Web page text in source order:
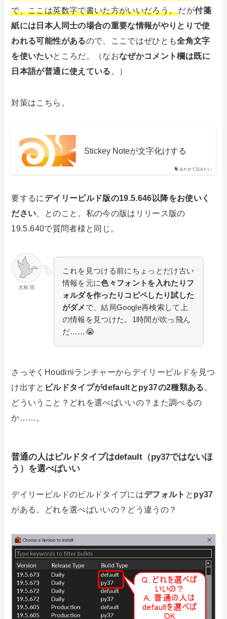
で、ここは英数字で書いた方がいいだろう。だが付箋
紙には日本人同士の場合の重要な情報がやりとりで使
われる可能性があるので、ここではぜひとも全角文字
を使いたいところだ。（なおなぜかコメント欄は既に
日本語が普通に使えている 。）
対策はこちら。
あわせて読みたい
Stickey Noteが文字化けする
要するに デイリービルド版の19.5.646以降をお使いく
ださい 、とのこと。私の今の版はリリース版の
19.5.640で質問者様と同じ。
大和 司
これを見つける前にちょっとだけ古い
情報を元に色々フォントを入れたりフ
ォルダを作ったりコピペしたり試した
がダメ で、結局Google再検索して上
の情報を見つけた。1時間が吹っ飛ん
だ……😭
さっそくHoudiniランチャーからデイリービルドを見つ
け出すと ビルドタイプがdefaultとpy37の2種類ある 。
どういうこと？どれを選べばいいの？また調べるの
か……。
普通の人はビルドタイプはdefault（py37ではないほ
う）を選べばいい
デイリービルドのビルドタイプにはデフォルト と py37
がある。どれを選べばいいの？どう違うの？